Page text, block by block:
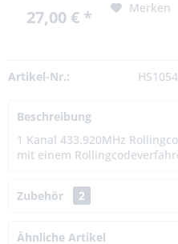
27,00 € * Merken
Artikel-Nr.:
Beschreibung
1 Kanal 433.920MHz
mit einem
Zubehör 2
Ähnliche Artikel